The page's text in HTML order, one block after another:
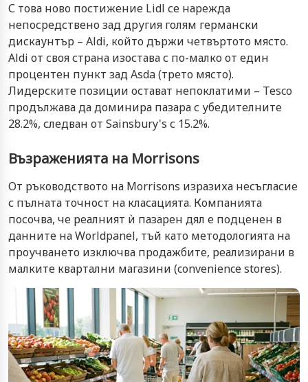
С това ново постижение Lidl се нарежда
непосредствено зад другия голям германски
дискаунтър – Aldi, който държи четвъртото място.
Aldi от своя страна изостава с по-малко от един
процентен пункт зад Asda (трето място).
Лидерските позиции остават непоклатими – Tesco
продължава да доминира пазара с убедителните
28.2%, следван от Sainsbury's с 15.2%.
Възраженията на Morrisons
От ръководството на Morrisons изразиха несъгласие
с пълната точност на класацията. Компанията
посочва, че реалният ѝ пазарен дял е подценен в
данните на Worldpanel, тъй като методологията на
проучването изключва продажбите, реализирани в
малките квартални магазини (convenience stores).